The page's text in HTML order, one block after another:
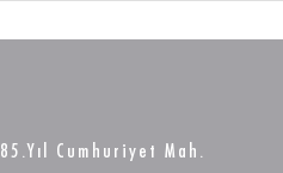
85.Yıl Cumhuriyet Mah.